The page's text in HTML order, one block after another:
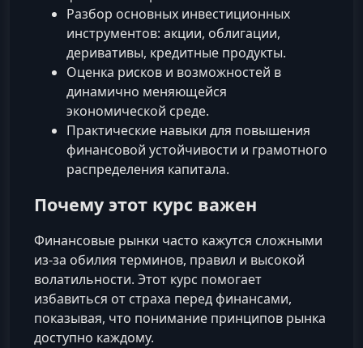
Разбор основных инвестиционных
инструментов: акции, облигации,
деривативы, кредитные продукты.
Оценка рисков и возможностей в
динамично меняющейся
экономической среде.
Практические навыки для повышения
финансовой устойчивости и грамотного
распределения капитала.
Почему этот курс важен
Финансовые рынки часто кажутся сложными
из-за обилия терминов, правил и высокой
волатильности. Этот курс помогает
избавиться от страха перед финансами,
показывая, что понимание принципов рынка
доступно каждому.